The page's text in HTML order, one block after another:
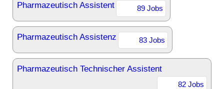
Pharmazeutisch Assistent 89 Jobs
Pharmazeutisch Assistenz 83 Jobs
Pharmazeutisch Technischer Assistent
82 Jobs